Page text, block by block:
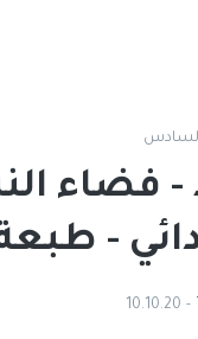
- فضاء
- طبعة
-
10.10.20